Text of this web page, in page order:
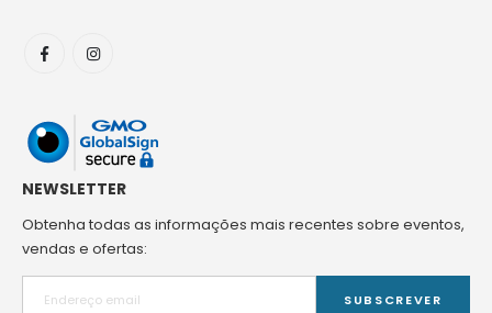
NEWSLETTER
Obtenha todas as informações mais recentes sobre eventos,
vendas e ofertas:
SUBSCREVER